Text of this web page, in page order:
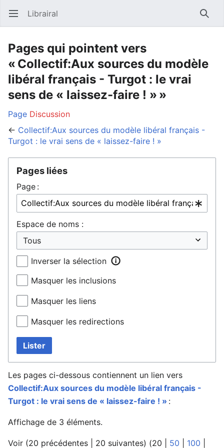
Ouvrir le menu principal Librairal
Pages qui pointent vers
« Collectif:Aux sources du modèle
libéral français - Turgot : le vrai
sens de « laissez-faire ! » »
Page Discussion
← Collectif:Aux sources du modèle libéral français -
Turgot : le vrai sens de « laissez-faire ! »
Pages liées
Page :
Espace de noms :
Inverser la sélection
Masquer les inclusions
Masquer les liens
Masquer les redirections
Lister
Les pages ci-dessous contiennent un lien vers
Collectif:Aux sources du modèle libéral français -
Turgot : le vrai sens de « laissez-faire ! » :
Affichage de 3 éléments.
Voir (20 précédentes 20 suivantes) (20 50 100